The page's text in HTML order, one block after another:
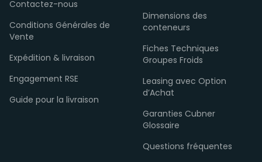
Contactez-nous
Conditions Générales de
Vente
Expédition & livraison
Engagement RSE
Guide pour la livraison
Dimensions des
conteneurs
Fiches Techniques
Groupes Froids
Leasing avec Option
d’Achat
Garanties Cubner
Glossaire
Questions fréquentes